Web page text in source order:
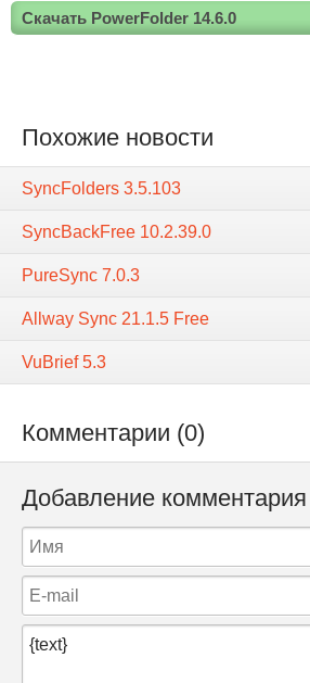
Скачать PowerFolder 14.6.0
Похожие новости
SyncFolders 3.5.103
SyncBackFree 10.2.39.0
PureSync 7.0.3
Allway Sync 21.1.5 Free
VuBrief 5.3
Комментарии (0)
Добавление комментария